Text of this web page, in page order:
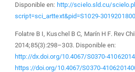
Disponible en: http://scielo.sld.cu/
script=sci_arttext&pid=S1029-
Folatre B I, Kuschel B C, Marín H F. Rev
2014;85(3):298–303. Disponible en:
http://dx.doi.org/10.4067/S0370-
https://doi.org/10.4067/S0370-